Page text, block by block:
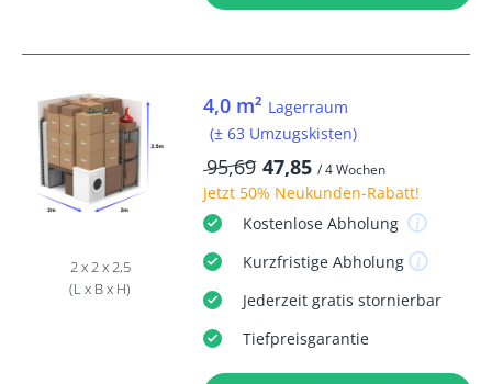
2 x 2 x 2,5
(L x B x H)
4,0 m² Lagerraum
(± 63 Umzugskisten)
95,69 47,85 / 4 Wochen
Jetzt 50% Neukunden-Rabatt!
KostenloseAbholung
KurzfristigeAbholung
Jederzeit gratis stornierbar
Tiefpreisgarantie